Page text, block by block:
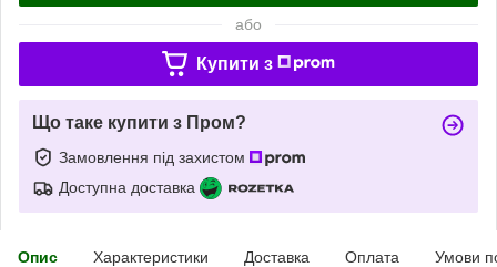
або
Купити з
Що таке купити з Пром?
Замовлення під захистом
Доступна доставка
Опис Характеристики Доставка Оплата Умови